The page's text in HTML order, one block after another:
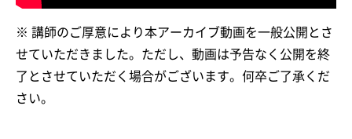
※ 講師のご厚意により本アーカイブ動画を一般公開とさ
せていただきました。ただし、動画は予告なく公開を終
了とさせていただく場合がございます。何卒ご了承くだ
さい。